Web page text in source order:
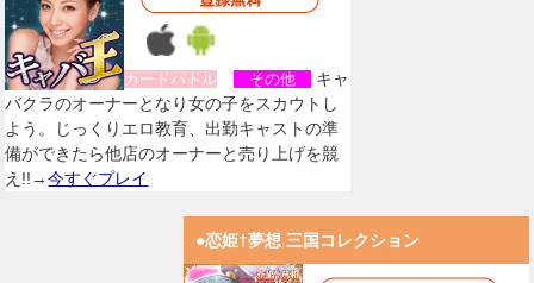
カードバトル その他
キャ
バクラのオーナーとなり女の子をスカウトし
よう。じっくりエロ教育、出勤キャストの準
備ができたら他店のオーナーと売り上げを競
え!!→今すぐプレイ
●恋姫†夢想 三国コレクション